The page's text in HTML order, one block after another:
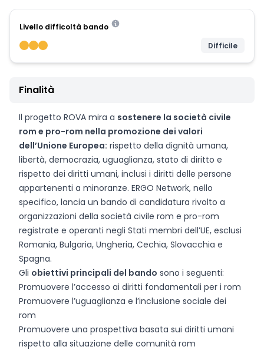
Livello difficoltà bando
Difficile
Finalità
Il progetto ROVA mira a sostenere la società civile
rom e pro-rom nella promozione dei valori
dell’Unione Europea: rispetto della dignità umana,
libertà, democrazia, uguaglianza, stato di diritto e
rispetto dei diritti umani, inclusi i diritti delle persone
appartenenti a minoranze. ERGO Network, nello
specifico, lancia un bando di candidatura rivolto a
organizzazioni della società civile rom e pro-rom
registrate e operanti negli Stati membri dell’UE, esclusi
Romania, Bulgaria, Ungheria, Cechia, Slovacchia e
Spagna.
Gli obiettivi principali del bando sono i seguenti:
Promuovere l’accesso ai diritti fondamentali per i rom
Promuovere l’uguaglianza e l’inclusione sociale dei
rom
Promuovere una prospettiva basata sui diritti umani
rispetto alla situazione delle comunità rom